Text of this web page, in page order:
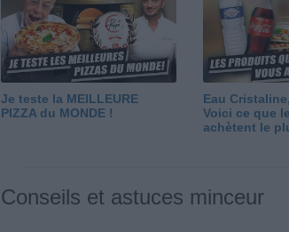
Je teste la MEILLEURE
PIZZA du MONDE !
Eau
Voici ce que
achètent le
Conseils et astuces minceur